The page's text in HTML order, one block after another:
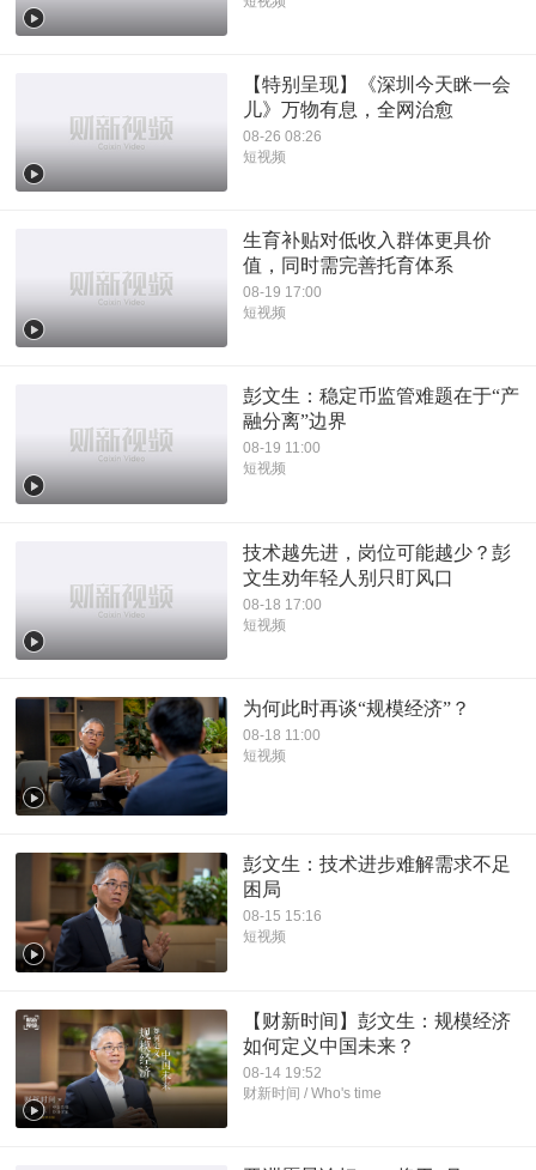
【特别呈现】《深圳今天眯一会
儿》万物有息，全网治愈
08-26 08:26
短视频
生育补贴对低收入群体更具价
值，同时需完善托育体系
08-19 17:00
短视频
彭文生：稳定币监管难题在于“产
融分离”边界
08-19 11:00
短视频
技术越先进，岗位可能越少？彭
文生劝年轻人别只盯风口
08-18 17:00
短视频
为何此时再谈“规模经济”？
08-18 11:00
短视频
彭文生：技术进步难解需求不足
困局
08-15 15:16
短视频
【财新时间】彭文生：规模经济
如何定义中国未来？
08-14 19:52
财新时间 / Who's time